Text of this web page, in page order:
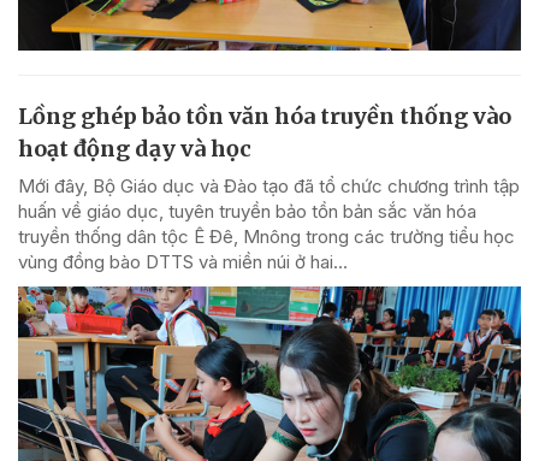
Lồng ghép bảo tồn văn hóa truyền thống vào
hoạt động dạy và học
Mới đây, Bộ Giáo dục và Đào tạo đã tổ chức chương trình tập
huấn về giáo dục, tuyên truyền bảo tồn bản sắc văn hóa
truyền thống dân tộc Ê Đê, Mnông trong các trường tiểu học
vùng đồng bào DTTS và miền núi ở hai...